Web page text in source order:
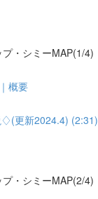
・シミーMAP(1/4)
概要
♢(更新2024.4) (2:31)
・シミーMAP(2/4)